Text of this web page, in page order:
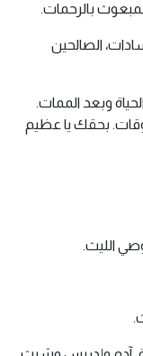
بالرحمات.
الصالحين
وبعد الممات.
بحقك يا عظيم
الليث.